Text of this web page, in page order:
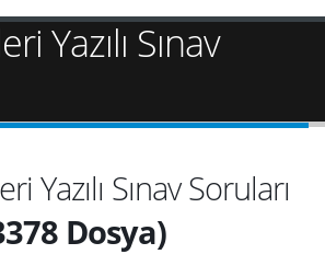
Yazılı Sınav
Yazılı Sınav Soruları
Dosya)